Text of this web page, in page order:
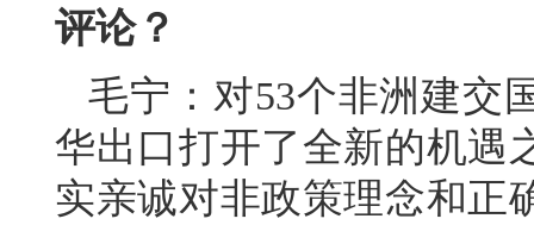
评论？
毛宁：对53个非洲建交
华出口打开了全新的机遇
实亲诚对非政策理念和正